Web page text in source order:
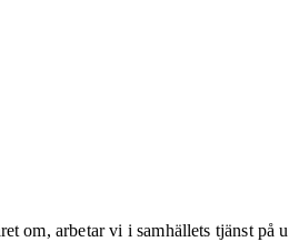
om, arbetar vi i samhällets tjänst på